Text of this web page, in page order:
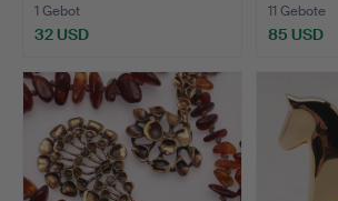
1 Gebot
32 USD
11 Gebote
85 USD